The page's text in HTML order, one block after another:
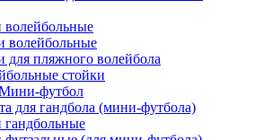
волейбольные
для пляжного волейбола
стойки
футбол
для гандбола (мини-футбола)